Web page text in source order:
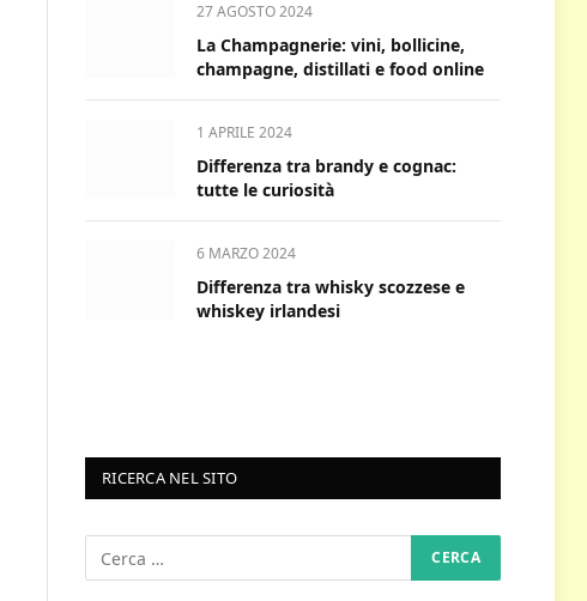
27 AGOSTO 2024
La Champagnerie: vini, bollicine,
champagne, distillati e food online
1 APRILE 2024
Differenza tra brandy e cognac:
tutte le curiosità
6 MARZO 2024
Differenza tra whisky scozzese e
whiskey irlandesi
RICERCA NEL SITO